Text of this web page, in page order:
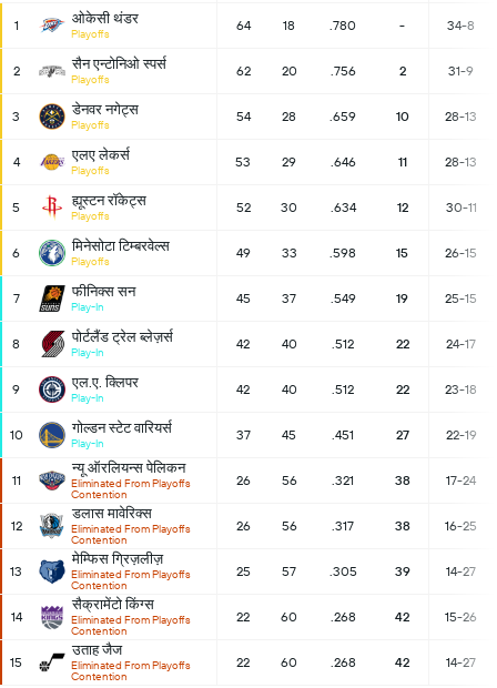
1 ओकेसी थंडर
Playoffs
64 18 .780 - 34-8
2 सैन एन्टोनिओ स्पर्स
Playoffs
62 20 .756 2 31-9
3 डेनवर नगेट्स
Playoffs
54 28 .659 10 28-13
4 एलए लेकर्स
Playoffs
53 29 .646 11 28-13
5 ह्यूस्टन रॉकेट्स
Playoffs
52 30 .634 12 30-11
6 मिनेसोटा टिम्बरवेल्स
Playoffs
49 33 .598 15 26-15
7 फीनिक्स सन
Play-In
45 37 .549 19 25-15
8 पोर्टलैंड ट्रेल ब्लेज़र्स
Play-In
42 40 .512 22 24-17
9 एल.ए. क्लिपर
Play-In
42 40 .512 22 23-18
10 गोल्डन स्टेट वारियर्स
Play-In
37 45 .451 27 22-19
11
न्यू ऑरलियन्स पेलिकन
Eliminated From Playoffs
Contention
26 56 .321 38 17-24
12
डलास मावेरिक्स
Eliminated From Playoffs
Contention
26 56 .317 38 16-25
13
मेम्फिस ग्रिज़लीज़
Eliminated From Playoffs
Contention
25 57 .305 39 14-27
14
सैक्रामेंटो किंग्स
Eliminated From Playoffs
Contention
22 60 .268 42 15-26
15
उताह जैज
Eliminated From Playoffs
Contention
22 60 .268 42 14-27